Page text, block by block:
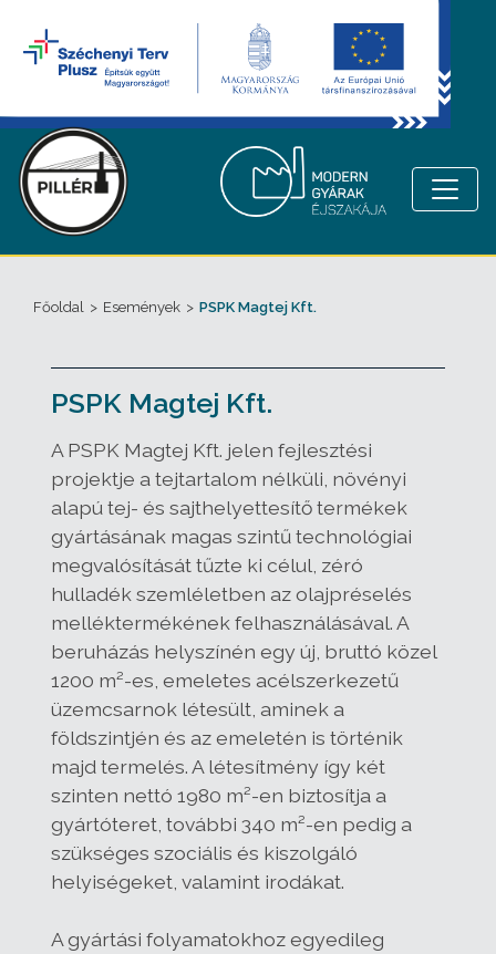
Főoldal > Események > PSPK Magtej Kft.
PSPK Magtej Kft.
A PSPK Magtej Kft. jelen fejlesztési
projektje a tejtartalom nélküli, növényi
alapú tej- és sajthelyettesítő termékek
gyártásának magas szintű technológiai
megvalósítását tűzte ki célul, zéró
hulladék szemléletben az olajpréselés
melléktermékének felhasználásával. A
beruházás helyszínén egy új, bruttó közel
1200 m²-es, emeletes acélszerkezetű
üzemcsarnok létesült, aminek a
földszintjén és az emeletén is történik
majd termelés. A létesítmény így két
szinten nettó 1980 m²-en biztosítja a
gyártóteret, további 340 m²-en pedig a
szükséges szociális és kiszolgáló
helyiségeket, valamint irodákat.
A gyártási folyamatokhoz egyedileg